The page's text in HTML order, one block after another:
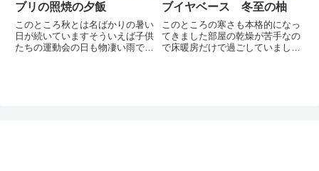
ブリの照焼の夕飯
このところ秋とは名ばかりの暑い
日が続いていますそういえば子供
たちの運動会の日も物凄い雨で順
ブイヤベース 冬至の柚
このところの寒さも本格的になっ
てきました部屋の乾燥が苦手なの
で床暖房だけで過ごしていました